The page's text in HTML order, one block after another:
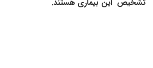
تشخیص این بیماری هستند.